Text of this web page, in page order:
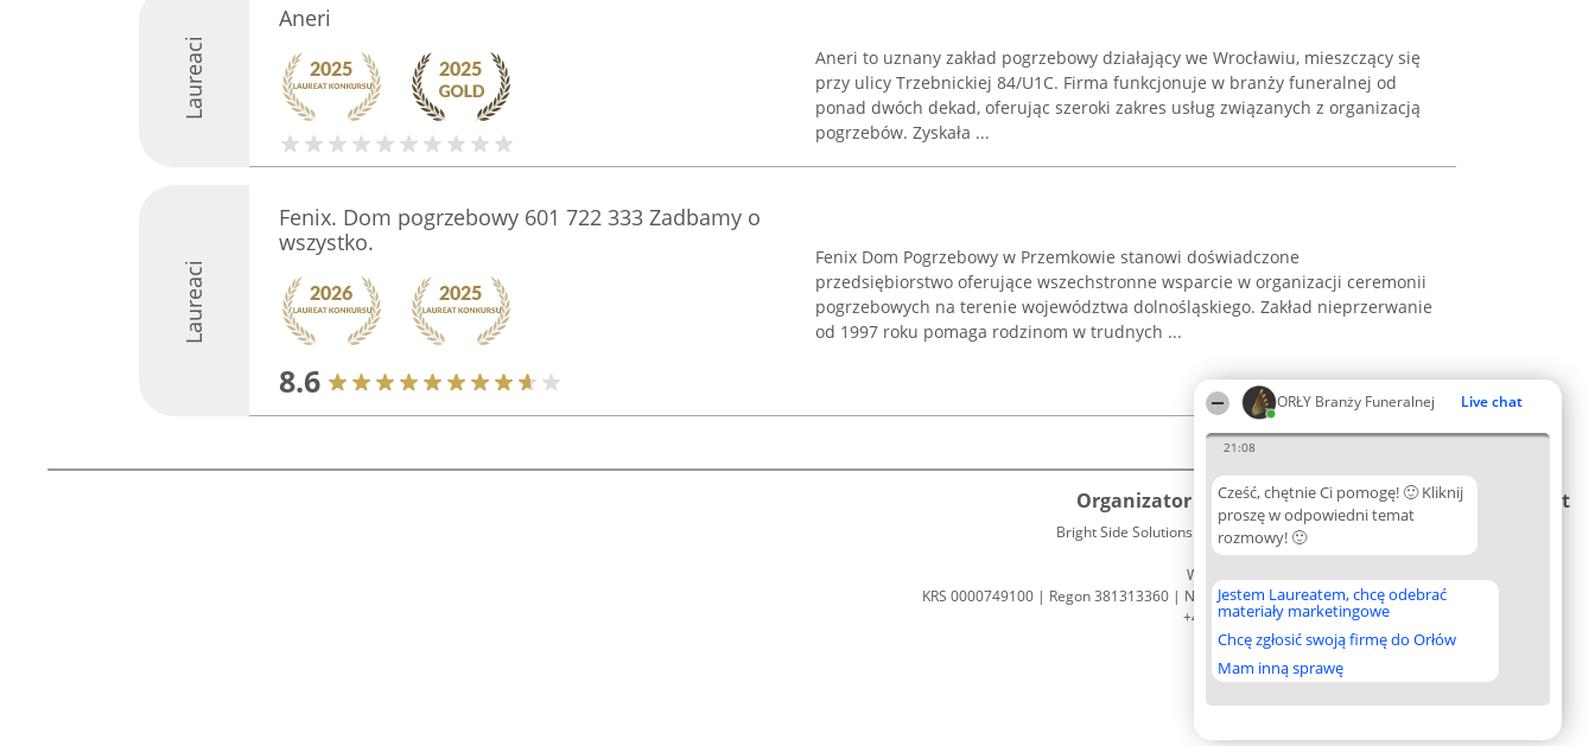
ORŁY Branży Funeralnej Live chat
21:08
Cześć, chętnie Ci pomogę! 🙂 Kliknij
proszę w odpowiedni temat
rozmowy! 🙂
Jestem Laureatem, chcę odebrać
materiały marketingowe
Chcę zgłosić swoją firmę do Orłów
Mam inną sprawę
Laureaci
Aneri
Aneri to uznany zakład pogrzebowy działający we Wrocławiu, mieszczący się
przy ulicy Trzebnickiej 84/U1C. Firma funkcjonuje w branży funeralnej od
ponad dwóch dekad, oferując szeroki zakres usług związanych z organizacją
pogrzebów. Zyskała ...
Laureaci
Fenix. Dom pogrzebowy 601 722 333 Zadbamy o
wszystko.
8.6
Fenix Dom Pogrzebowy w Przemkowie stanowi doświadczone
przedsiębiorstwo oferujące wszechstronne wsparcie w organizacji ceremonii
pogrzebowych na terenie województwa dolnośląskiego. Zakład nieprzerwanie
od 1997 roku pomaga rodzinom w trudnych ...
Organizator plebiscytu
Bright Side Solutions sp. z o. o. sp. k.
ul. Ruska 22
Wrocław 50-079
KRS 0000749100 | Regon 381313360 | NIP 8943132676
+48 508 492 400
Plebiscyt
Lista
Laureatów
Zasady
Regulamin
Prywatności
Kontakt